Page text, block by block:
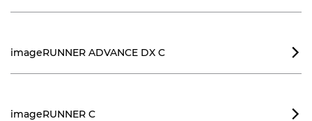
imageRUNNER ADVANCE DX C 
imageRUNNER C 